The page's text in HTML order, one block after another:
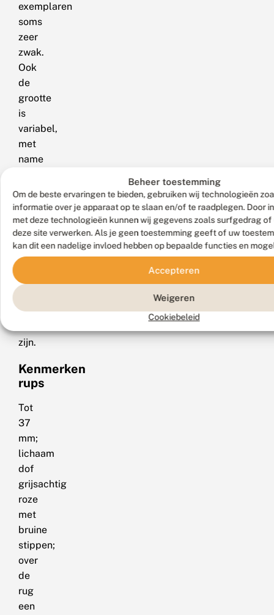
Beheer toestemming
Om de beste ervaringen te bieden, gebruiken wij technologieën
informatie over je apparaat op te slaan en/of te raadplegen. Door
met deze technologieën kunnen wij gegevens zoals surfgedrag of
deze site verwerken. Als je geen toestemming geeft of uw
kan dit een nadelige invloed hebben op bepaalde functies en
Accepteren
Weigeren
Cookiebeleid
exemplaren
soms
zeer
zwak.
Ook
de
grootte
is
variabel,
met
name
vrouwtje
kan
vrij
groot
en
extra
van
zijn.
Kenmerken
rups
Tot
37
mm;
lichaam
dof
grijsachtig
roze
met
bruine
stippen;
over
de
rug
een